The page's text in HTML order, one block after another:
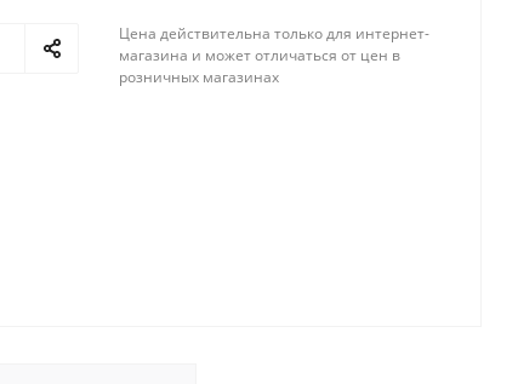
Цена действительна только для интернет-
магазина и может отличаться от цен в
розничных магазинах